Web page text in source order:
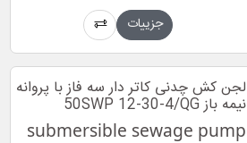
جزییات
لجن کش چدنی کاتر دار سه فاز با پروانه
نیمه باز 50SWP 12-30-4/QG
submersible sewage pump